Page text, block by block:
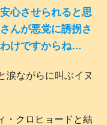
心させられると思
んが悪党に誘拐さ
けですからね…
涙ながらに叫ぶイヌ
・クロヒョードと結